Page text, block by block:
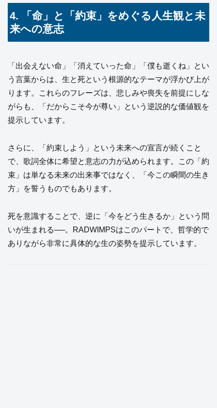
4. 「命」と「約束」をめぐる人生観と未
来への意志
「出会えない命」「消えていった命」「僕も逝くね」とい
う言葉からは、生と死という根源的なテーマが浮かび上が
ります。これらのフレーズは、悲しみや喪失を前提にしな
がらも、「だからこそ今が尊い」という逆説的な価値観を
提示しています。
さらに、「約束しよう」という未来への宣言が続くこと
で、歌詞全体に希望と意志の力が込められます。この「約
束」は単なる未来の出来事ではなく、「今この瞬間の生き
方」を誓うものでもあります。
死を意識することで、逆に「今をどう生きるか」という問
いが生まれる──。RADWIMPSはこのパートで、哲学的で
ありながら非常に具体的な生の姿勢を提示しています。